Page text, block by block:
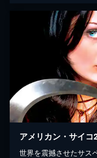
アメリカン・サイコ
世界を震撼させたサス